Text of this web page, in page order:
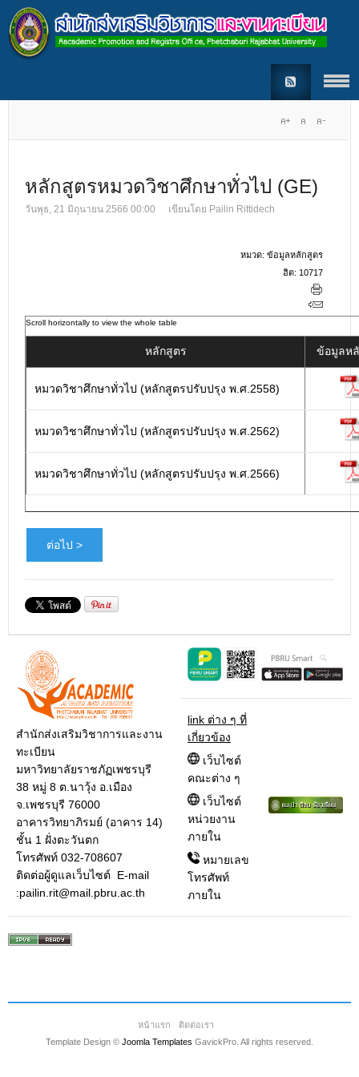
หลักสูตรหมวดวิชาศึกษาทั่วไป (GE)
วันพุธ, 21 มิถุนายน 2566 00:00 เขียนโดย Pailin Rittidech
หมวด: ข้อมูลหลักสูตร
ฮิต: 10717
หลักสูตร ข้อมูลห
หมวดวิชาศึกษาทั่วไป (หลักสูตรปรับปรุง พ.ศ.2558)
หมวดวิชาศึกษาทั่วไป (หลักสูตรปรับปรุง พ.ศ.2562)
หมวดวิชาศึกษาทั่วไป (หลักสูตรปรับปรุง พ.ศ.2566)
ต่อไป >
สำนักส่งเสริมวิชาการและงาน
ทะเบียน
มหาวิทยาลัยราชภัฏเพชรบุรี
38 หมู่ 8 ต.นาวุ้ง อ.เมือง
จ.เพชรบุรี 76000
อาคารวิทยาภิรมย์ (อาคาร 14)
ชั้น 1 ฝั่งตะวันตก
โทรศัพท์ 032-708607
ติดต่อผู้ดูแลเว็บไซต์ E-mail
:pailin.rit@mail.pbru.ac.th
link ต่าง ๆ ที่
เกี่ยวข้อง
เว็บไซต์
คณะต่าง ๆ
เว็บไซต์
หน่วยงาน
ภายใน
หมายเลข
โทรศัพท์
ภายใน
หน้าแรก
ติดต่อเรา
Template Design © Joomla Templates GavickPro. All rights reserved.